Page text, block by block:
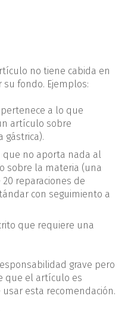
no tiene cabida en
fondo. Ejemplos:
a lo que
artículo sobre
gástrica).
que no aporta nada al
sobre la materia (una
reparaciones de
con seguimiento a
que requiere una
grave pero
que el artículo es
esta recomendación.